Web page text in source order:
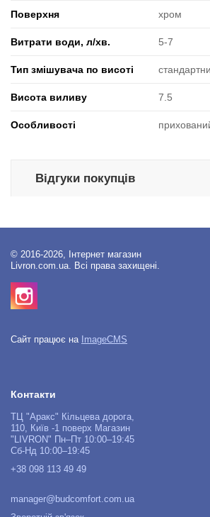
Поверхня хром
Витрати води, л/хв. 5-7
Тип змішувача по висоті
Висота виливу 7.5
Особливості
Відгуки покупців
© 2016-2026, Інтернет магазин
Livron.com.ua. Всі права захищені.
Сайт працює на ImageCMS
Контакти
ТЦ "Аракс" Кільцева дорога,
110, Київ -1 поверх Магазин
"LIVRON" Пн–Пт 10:00–19:45
Сб-Нд 10:00–19:45
+38 098 113 49 49
manager@budcomfort.com.ua